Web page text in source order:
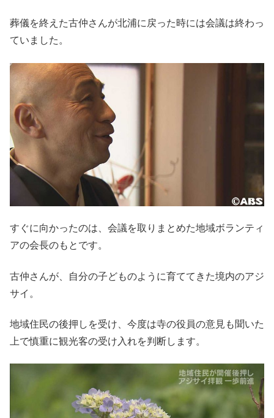
葬儀を終えた古仲さんが北浦に戻った時には会議は終わっ
ていました。
すぐに向かったのは、会議を取りまとめた地域ボランティ
アの会長のもとです。
古仲さんが、自分の子どものように育ててきた境内のアジ
サイ。
地域住民の後押しを受け、今度は寺の役員の意見も聞いた
上で慎重に観光客の受け入れを判断します。